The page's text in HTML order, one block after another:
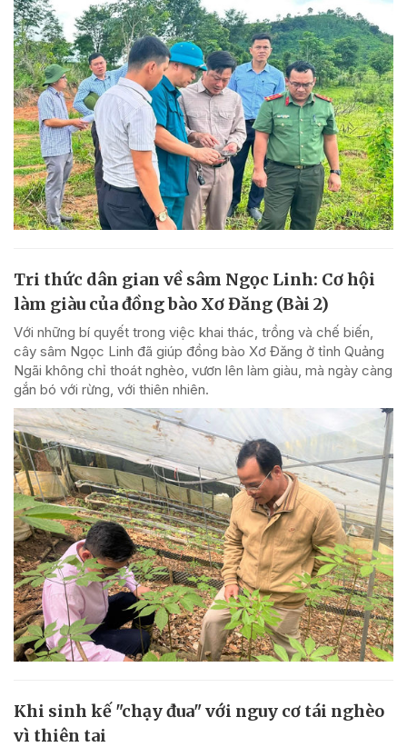
Tri thức dân gian về sâm Ngọc Linh: Cơ hội
làm giàu của đồng bào Xơ Đăng (Bài 2)
Với những bí quyết trong việc khai thác, trồng và chế biến,
cây sâm Ngọc Linh đã giúp đồng bào Xơ Đăng ở tỉnh Quảng
Ngãi không chỉ thoát nghèo, vươn lên làm giàu, mà ngày càng
gắn bó với rừng, với thiên nhiên.
Khi sinh kế "chạy đua" với nguy cơ tái nghèo
vì thiên tai